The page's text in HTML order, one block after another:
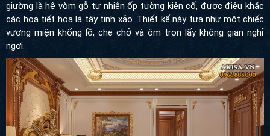
vương miện khổng lồ, che chở và ôm trọn lấy không gian nghỉ
ngơi.